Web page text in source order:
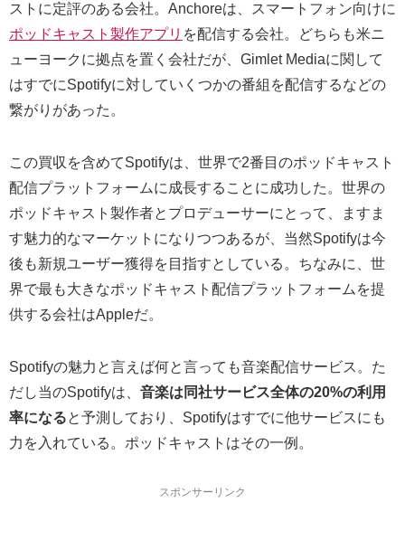
ストに定評のある会社。Anchoreは、スマートフォン向けに
ポッドキャスト製作アプリ を配信する会社。どちらも米ニ
ューヨークに拠点を置く会社だが、Gimlet Mediaに関して
はすでにSpotifyに対していくつかの番組を配信するなどの
繋がりがあった。
この買収を含めてSpotifyは、世界で2番目のポッドキャスト
配信プラットフォームに成長することに成功した。世界の
ポッドキャスト製作者とプロデューサーにとって、ますま
す魅力的なマーケットになりつつあるが、当然Spotifyは今
後も新規ユーザー獲得を目指すとしている。ちなみに、世
界で最も大きなポッドキャスト配信プラットフォームを提
供する会社はAppleだ。
Spotifyの魅力と言えば何と言っても音楽配信サービス。た
だし当のSpotifyは、 音楽は同社サービス全体の20%の利用
率になると予測しており、Spotifyはすでに他サービスにも
力を入れている。ポッドキャストはその一例。
スポンサーリンク